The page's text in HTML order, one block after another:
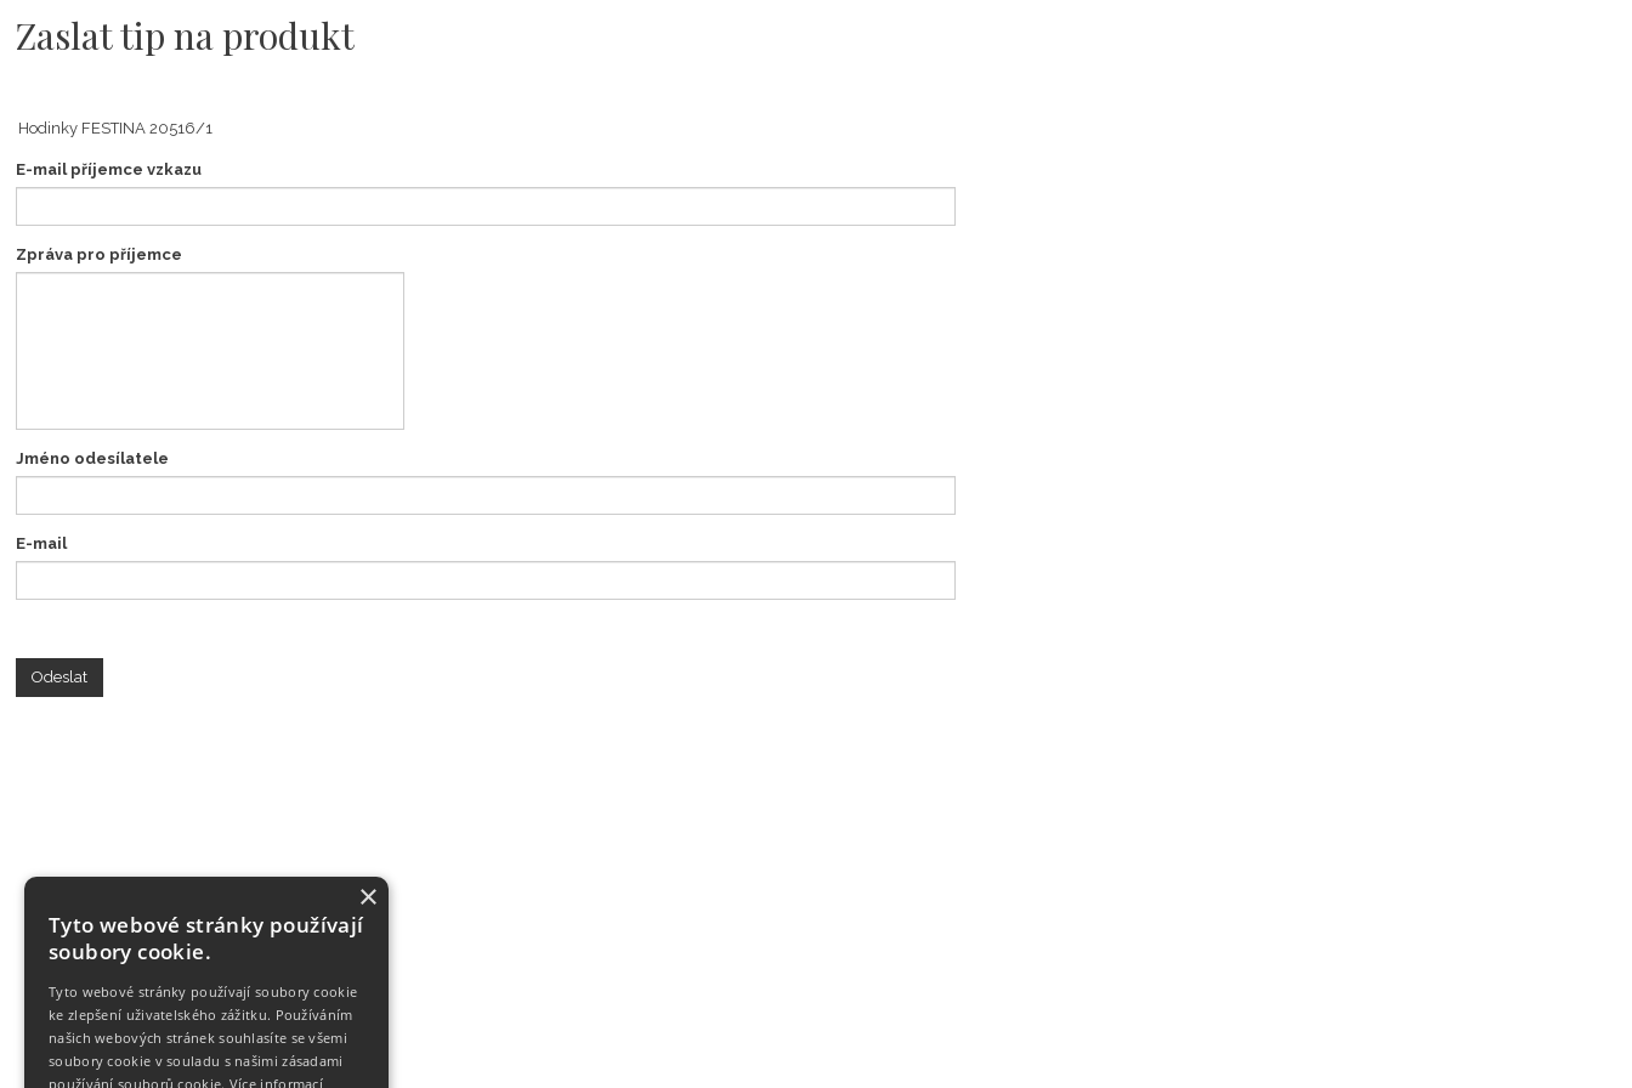
Zaslat tip na produkt
E-mail příjemce vzkazu
Zpráva pro příjemce
Jméno odesílatele
E-mail
Odeslat
×
Tyto webové stránky používají
soubory cookie.
Tyto webové stránky používají soubory cookie
ke zlepšení uživatelského zážitku. Používáním
našich webových stránek souhlasíte se všemi
soubory cookie v souladu s našimi zásadami
používání souborů cookie. Více informací